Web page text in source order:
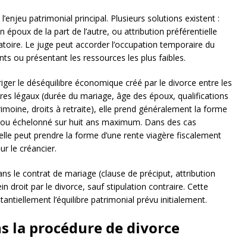
patrimonial principal. Plusieurs solutions existent :
époux de la part de l’autre, ou attribution préférentielle
Le juge peut accorder l’occupation temporaire du
ou présentant les ressources les plus faibles.
le déséquilibre économique créé par le divorce entre les
légaux (durée du mariage, âge des époux, qualifications
droits à retraite), elle prend généralement la forme
échelonné sur huit ans maximum. Dans des cas
peut prendre la forme d’une rente viagère fiscalement
le créancier.
le contrat de mariage (clause de préciput, attribution
droit par le divorce, sauf stipulation contraire. Cette
l’équilibre patrimonial prévu initialement.
la procédure de divorce